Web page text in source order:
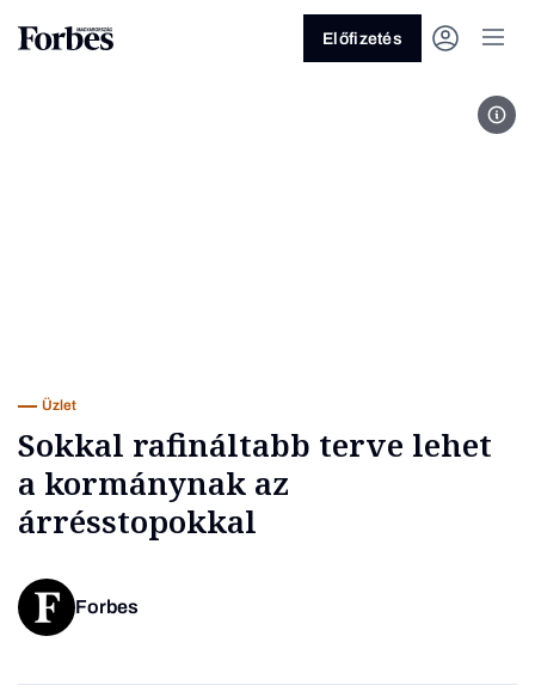
Előfizetés
Üzlet
Sokkal rafináltabb terve lehet
a kormánynak az
árrésstopokkal
Forbes